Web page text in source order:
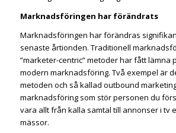
Marknadsföringen har förändrats
Marknadsföringen har förändras
senaste årtionden. Traditionell
”marketer-centric” metoder har fått lämna
modern marknadsföring. Två exempel är
metoden och så kallad outbound
marknadsföring som stör personen du
vara allt från kalla samtal till annonser i tv
mässor.